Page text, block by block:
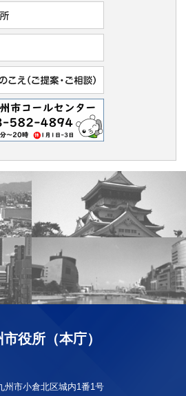
役所（本庁）
市小倉北区城内1番1号